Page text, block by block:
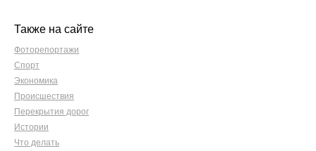
Также на сайте
Фоторепортажи
Спорт
Экономика
Происшествия
Перекрытия дорог
Истории
Что делать